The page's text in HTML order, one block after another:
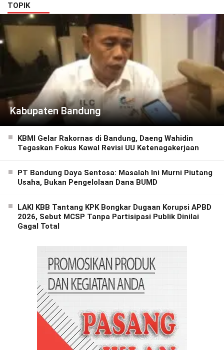
TOPIK
Kabupaten Bandung
KBMI Gelar Rakornas di Bandung, Daeng Wahidin
Tegaskan Fokus Kawal Revisi UU Ketenagakerjaan
PT Bandung Daya Sentosa: Masalah Ini Murni Piutang
Usaha, Bukan Pengelolaan Dana BUMD
LAKI KBB Tantang KPK Bongkar Dugaan Korupsi APBD
2026, Sebut MCSP Tanpa Partisipasi Publik Dinilai
Gagal Total